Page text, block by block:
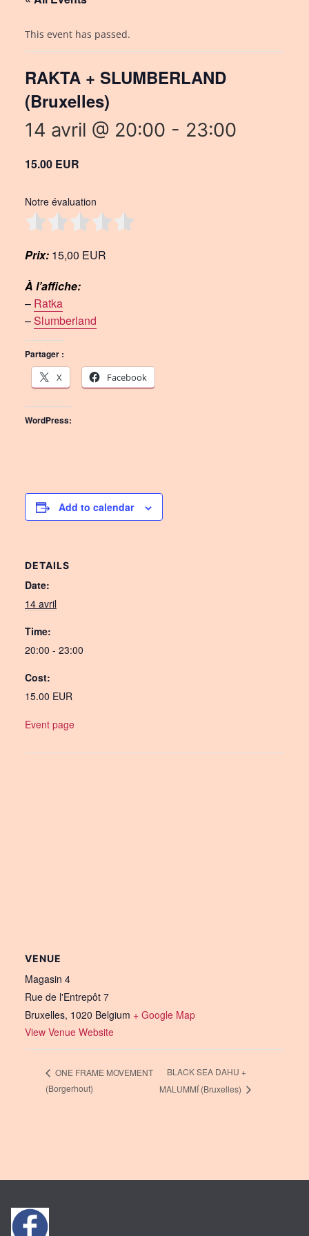
This event has passed.
RAKTA + SLUMBERLAND
(Bruxelles)
14 avril @ 20:00 - 23:00
15.00 EUR
Notre évaluation
Prix: 15,00 EUR
À l’affiche:
– Ratka
–Slumberland
Partager :
X
Facebook
WordPress:
Add to calendar
DETAILS
Date:
14 avril
Time:
20:00 - 23:00
Cost:
15.00 EUR
Event page
VENUE
Magasin 4
Rue de l'Entrepôt 7
Bruxelles, 1020 Belgium + Google Map
View Venue Website
ONE FRAME MOVEMENT
(Borgerhout)
BLACK SEA DAHU +
MALUMMÍ (Bruxelles)